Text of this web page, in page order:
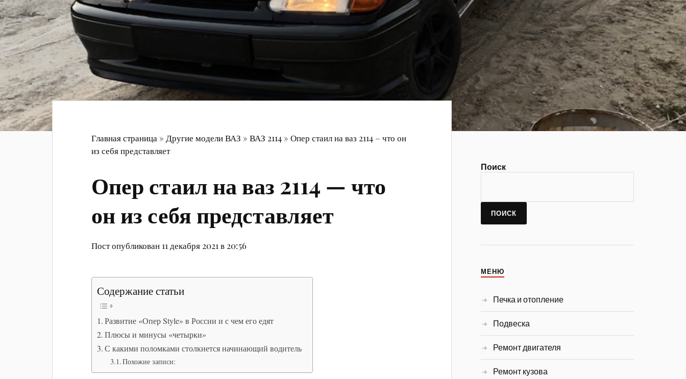
Главная страница » Другие модели ВАЗ »ВАЗ 2114 »Опер стаил на ваз 2114 – что он
из себя представляет
Опер стаил на ваз 2114 — что
он из себя представляет
Пост опубликован 11 декабря 2021 в 20:56
Содержание статьи
Развитие «Опер Style» в России и с чем его едят
Плюсы и минусы «четырки»
С какими поломками столкнется начинающий водитель
Похожие записи:
Поиск
ПОИСК
МЕНЮ
Печка и отопление
Подвеска
Ремонт двигателя
Ремонт кузова